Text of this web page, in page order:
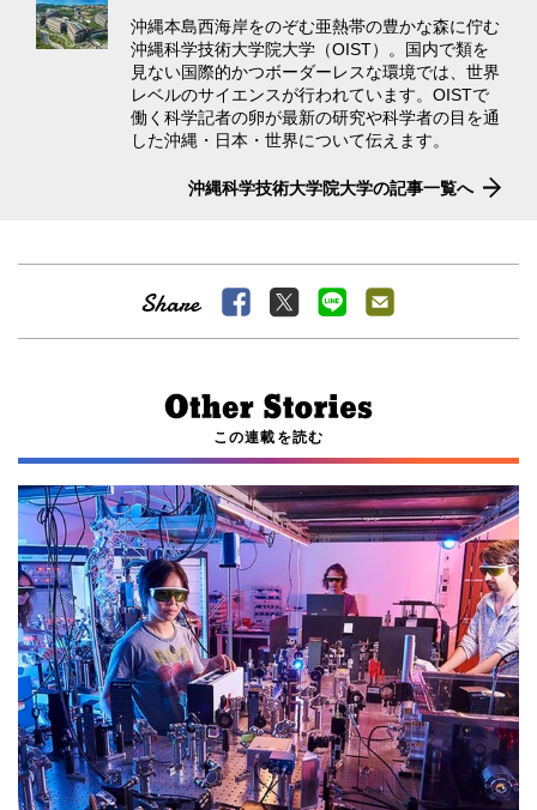
沖縄本島西海岸をのぞむ亜熱帯の豊かな森に佇む
沖縄科学技術大学院大学（OIST）。国内で類を
見ない国際的かつボーダーレスな環境では、世界
レベルのサイエンスが行われています。OISTで
働く科学記者の卵が最新の研究や科学者の目を通
した沖縄・日本・世界について伝えます。
沖縄科学技術大学院大学の記事一覧へ
この連載を読む